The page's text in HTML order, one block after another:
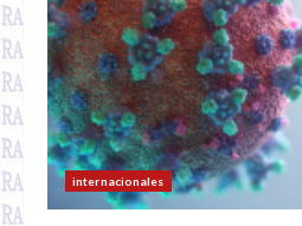
internacionales